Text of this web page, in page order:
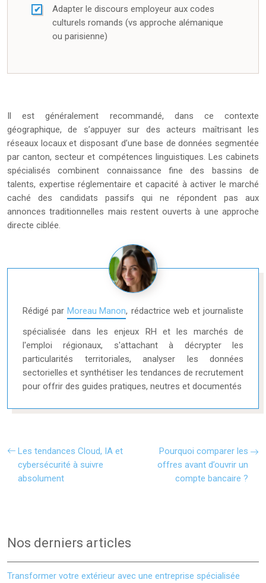
Adapter le discours employeur aux codes
culturels romands (vs approche alémanique
ou parisienne)
Il est généralement recommandé, dans ce contexte
géographique, de s’appuyer sur des acteurs maîtrisant les
réseaux locaux et disposant d’une base de données segmentée
par canton, secteur et compétences linguistiques. Les cabinets
spécialisés combinent connaissance fine des bassins de
talents, expertise réglementaire et capacité à activer le marché
caché des candidats passifs qui ne répondent pas aux
annonces traditionnelles mais restent ouverts à une approche
directe ciblée.
Rédigé parMoreau Manon, rédactrice web et journaliste
spécialisée dans les enjeux RH et les marchés de
l'emploi régionaux, s'attachant à décrypter les
particularités territoriales, analyser les données
sectorielles et synthétiser les tendances de recrutement
pour offrir des guides pratiques, neutres et documentés
Les tendances Cloud, IA et
cybersécurité à suivre
absolument
Pourquoi comparer les
offres avant d’ouvrir un
compte bancaire ?
Nos derniers articles
Transformer votre extérieur avec une entreprise spécialisée